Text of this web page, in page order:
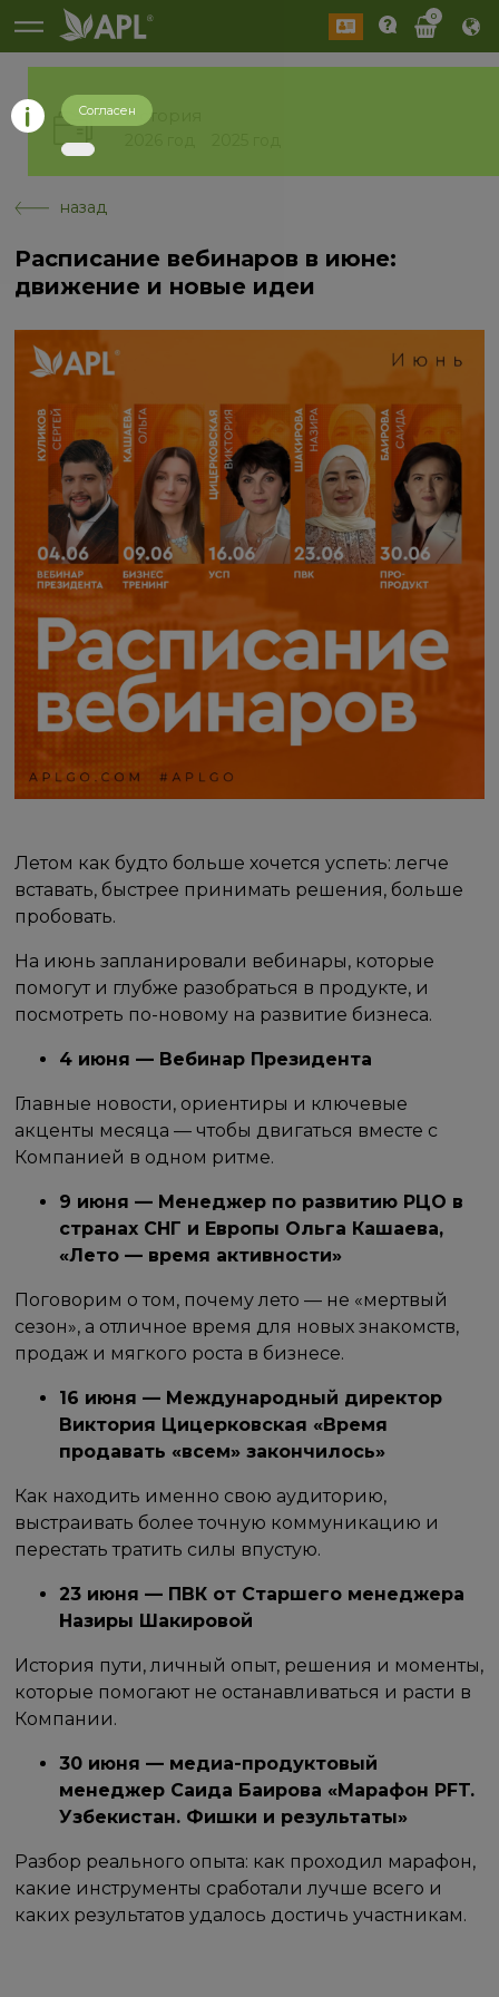
0
История
назад
Расписание вебинаров в июне:
движение и новые идеи
Летом как будто больше хочется успеть: легче
вставать, быстрее принимать решения, больше
пробовать.
На июнь запланировали вебинары, которые
помогут и глубже разобраться в продукте, и
посмотреть по-новому на развитие бизнеса.
4 июня — Вебинар Президента
Главные новости, ориентиры и ключевые
акценты месяца — чтобы двигаться вместе с
Компанией в одном ритме.
9 июня — Менеджер по развитию РЦО в
странах СНГ и Европы Ольга Кашаева,
«Лето — время активности»
Поговорим о том, почему лето — не «мертвый
сезон», а отличное время для новых знакомств,
продаж и мягкого роста в бизнесе.
16 июня — Международный директор
Виктория Цицерковская «Время
продавать «всем» закончилось»
Как находить именно свою аудиторию,
выстраивать более точную коммуникацию и
перестать тратить силы впустую.
23 июня — ПВК от Старшего менеджера
Назиры Шакировой
История пути, личный опыт, решения и моменты,
которые помогают не останавливаться и расти в
Компании.
30 июня — медиа-продуктовый
менеджер Саида Баирова «Марафон PFT.
Узбекистан. Фишки и результаты»
Разбор реального опыта: как проходил марафон,
какие инструменты сработали лучше всего и
каких результатов удалось достичь участникам.
Согласен